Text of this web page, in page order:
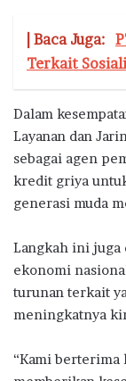
| Baca Juga:
Terkait
Dalam
Layanan dan
sebagai agen
kredit griya
generasi muda
Langkah ini juga
ekonomi
turunan terkait
meningkatnya
“Kami berterima